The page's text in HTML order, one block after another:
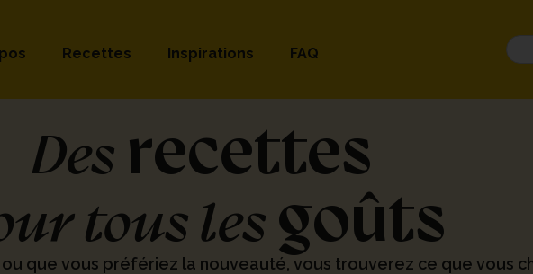
Recettes Inspirations FAQ
Des recettes
tous les goûts
que vous préfériez la nouveauté, vous trouverez ce que vous